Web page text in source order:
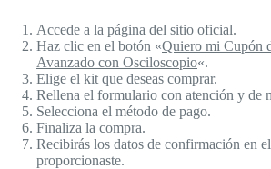
Accede a la página del sitio oficial.
Haz clic en el botón «Quiero mi Cupón
Avanzado con Osciloscopio«.
Elige el kit que deseas comprar.
Rellena el formulario con atención y de
Selecciona el método de pago.
Finaliza la compra.
Recibirás los datos de confirmación en
proporcionaste.